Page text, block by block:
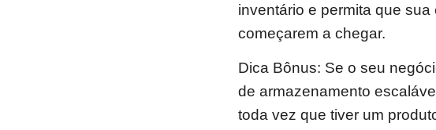
inventário e permita que
começarem a chegar.
Dica Bônus: Se o seu
de armazenamento
toda vez que tiver um